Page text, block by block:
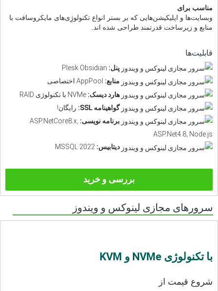
مناسب برای
وبسایت‌ها و اپلیکیشن‌هایی که بر بستر انواع تکنولوژِی‌های مایکروسافت با
منابع و زیرساخت قدرتمند طراحی شده اند.
قابلیت‌ها
پنل:
منابع:
هارد دیسک:
گواهینامه SSL:
رایگان!
برنامه نویسی: ASP.NetCore8.x,
ASP.Net4.8, Node.js
دیتابیس: MSSQL 2022
بررسی و خرید
سرورهای مجازی لینوکس و ویندوز
با تکنولوژی NVMe و KVM
شروع قیمت از